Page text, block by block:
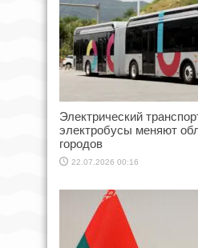
Электрический
электробусы меняют
городов
22.07.2026 00:16